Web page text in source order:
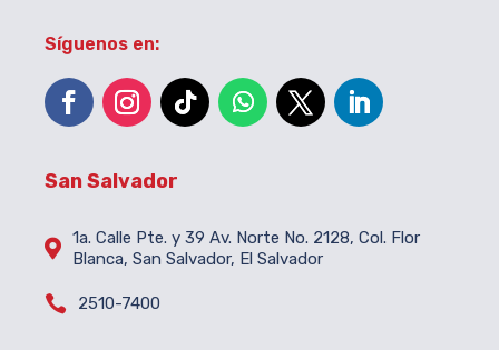
Síguenos en:
San Salvador
 1a. Calle Pte. y 39 Av. Norte No. 2128, Col. Flor
Blanca, San Salvador, El Salvador
 2510-7400